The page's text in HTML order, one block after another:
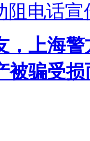
阻电话宣
，上海
被骗受